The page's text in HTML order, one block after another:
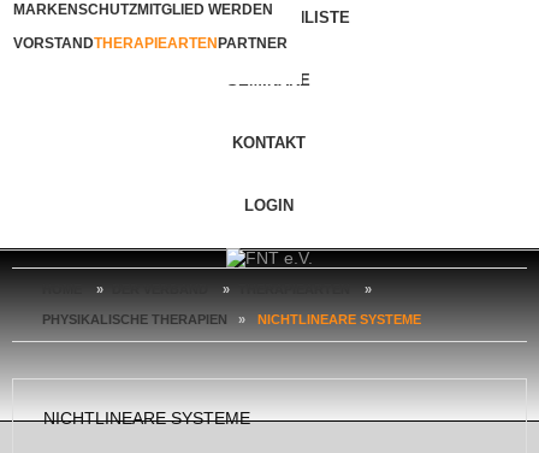
MARKENSCHUTZMITGLIED WERDEN
VORSTANDTHERAPIEARTEN PARTNER
THERAPEUTENLISTE
SEMINARE
KONTAKT
LOGIN
» » »
PHYSIKALISCHE THERAPIEN » NICHTLINEARE SYSTEME
NICHTLINEARE SYSTEME